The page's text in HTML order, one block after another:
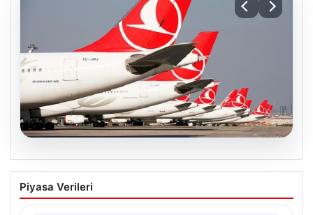
THY, temmuz ayında 9,5 milyon yolcu
taşıdı
Piyasa Verileri